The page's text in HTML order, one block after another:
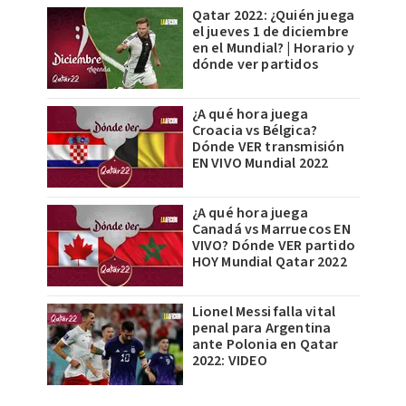
Qatar 2022: ¿Quién juega
el jueves 1 de diciembre
en el Mundial? | Horario y
dónde ver partidos
¿A qué hora juega
Croacia vs Bélgica?
Dónde VER transmisión
EN VIVO Mundial 2022
¿A qué hora juega
Canadá vs Marruecos EN
VIVO? Dónde VER partido
HOY Mundial Qatar 2022
Lionel Messi falla vital
penal para Argentina
ante Polonia en Qatar
2022: VIDEO